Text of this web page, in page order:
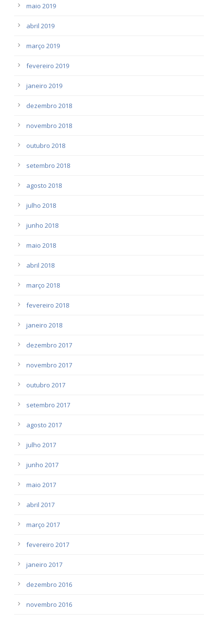
maio 2019
abril 2019
março 2019
fevereiro 2019
janeiro 2019
dezembro 2018
novembro 2018
outubro 2018
setembro 2018
agosto 2018
julho 2018
junho 2018
maio 2018
abril 2018
março 2018
fevereiro 2018
janeiro 2018
dezembro 2017
novembro 2017
outubro 2017
setembro 2017
agosto 2017
julho 2017
junho 2017
maio 2017
abril 2017
março 2017
fevereiro 2017
janeiro 2017
dezembro 2016
novembro 2016